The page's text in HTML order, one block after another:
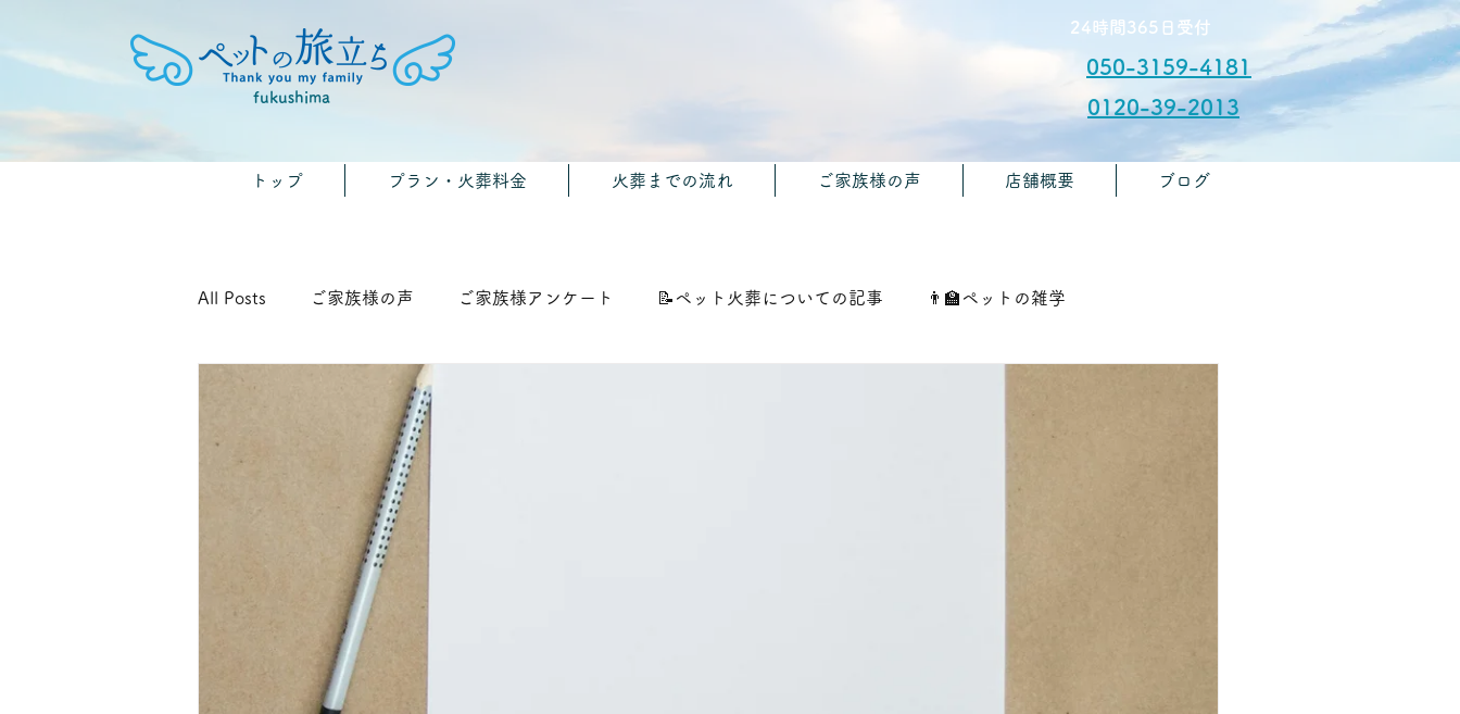
fukushima
​24時間365日受付
050-3159-4181
0120-39-2013
トップ プラン・火葬料金 火葬までの流れ ご家族様の声 店舗概要 ブログ
All Posts ご家族様の声 ご家族様アンケート 📝ペット火葬についての記事 👨‍🏫ペットの雑学
🐾みんなのおうちのペット供養